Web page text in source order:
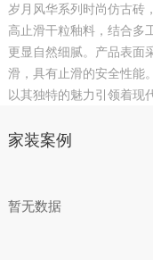
岁月风华系列时尚仿古砖
高止滑干粒釉料，结合多
更显自然细腻。产品表面
滑，具有止滑的安全性能
以其独特的魅力引领着现
家装案例
暂无数据